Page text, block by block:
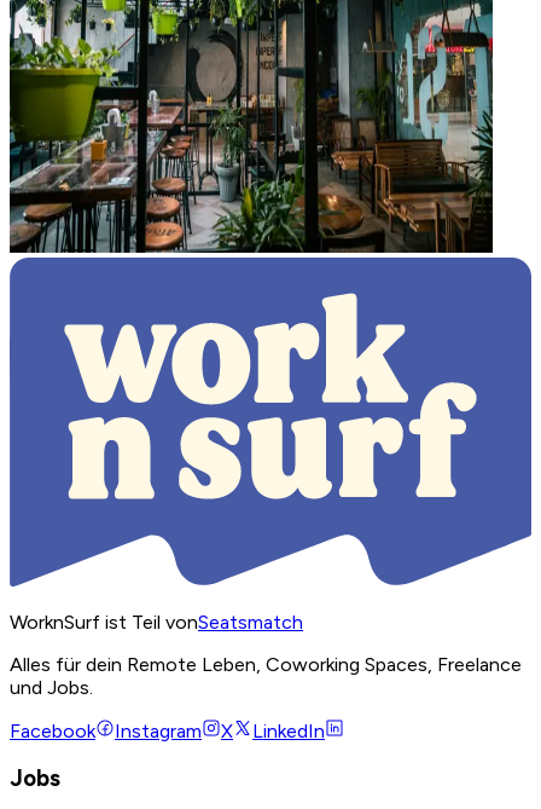
WorknSurf ist Teil vonSeatsmatch
Alles für dein Remote Leben, Coworking Spaces, Freelance
und Jobs.
Facebook
Instagram X LinkedIn
Jobs